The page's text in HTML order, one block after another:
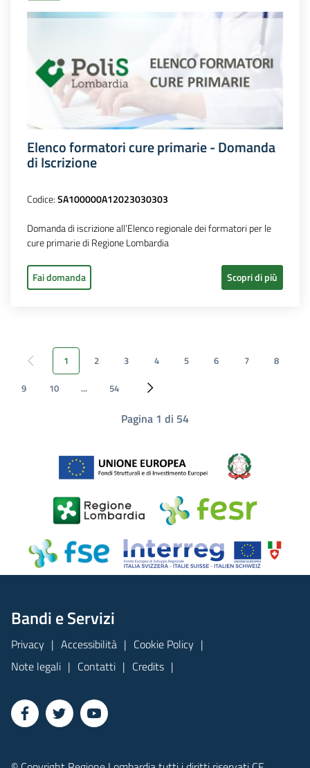
Elenco formatori cure primarie - Domanda
di Iscrizione
Codice:SA100000A12023030303
Domanda di iscrizione all’Elenco regionale dei formatori per le
cure primarie di Regione Lombardia
Fai domanda Scopri di più
Pagina precedente
1 2 3 4 5 6 7 8
9 10 ... 54 Pagina successiva
Pagina 1 di 54
Bandi e Servizi
Privacy Accessibilità
Cookie Policy
Note legali
Contatti Credits